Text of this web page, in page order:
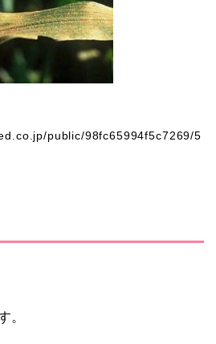
public/98fc65994f5c7269/5
。